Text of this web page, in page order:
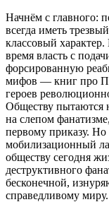
Начнём с главного:
всегда иметь
классовый
время власть с
форсированную
мифов — книг про
героев
Обществу пытаются
на слепом
первому приказу.
мобилизационный
обществу сегодня
деструктивного
бесконечной,
справедливому миру.